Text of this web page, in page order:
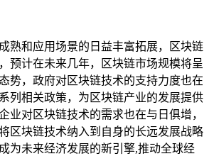
熟和应用场景的日益丰富拓展，区块链
预计在未来几年，区块链市场规模将呈
势，政府对区块链技术的支持力度也在
列相关政策，为区块链产业的发展提供
业对区块链技术的需求也在与日俱增，
区块链技术纳入到自身的长远发展战略
为未来经济发展的新引擎,推动全球经